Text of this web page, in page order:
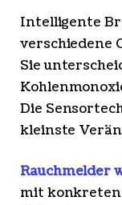
Intelligente
verschiedene
Sie
Die
kleinste
Rauchmelder
mit konkreten